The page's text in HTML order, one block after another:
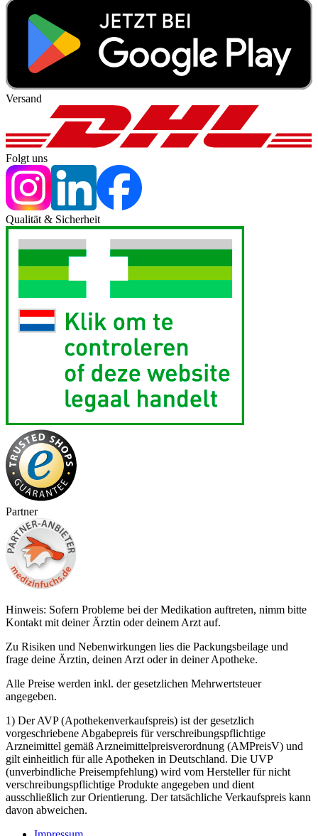
Versand
Folgt uns
Qualität & Sicherheit
Partner
Hinweis: Sofern Probleme bei der Medikation auftreten, nimm bitte
Kontakt mit deiner Ärztin oder deinem Arzt auf.
Zu Risiken und Nebenwirkungen lies die Packungsbeilage und
frage deine Ärztin, deinen Arzt oder in deiner Apotheke.
Alle Preise werden inkl. der gesetzlichen Mehrwertsteuer
angegeben.
1) Der AVP (Apothekenverkaufspreis) ist der gesetzlich
vorgeschriebene Abgabepreis für verschreibungspflichtige
Arzneimittel gemäß Arzneimittelpreisverordnung (AMPreisV) und
gilt einheitlich für alle Apotheken in Deutschland. Die UVP
(unverbindliche Preisempfehlung) wird vom Hersteller für nicht
verschreibungspflichtige Produkte angegeben und dient
ausschließlich zur Orientierung. Der tatsächliche Verkaufspreis kann
davon abweichen.